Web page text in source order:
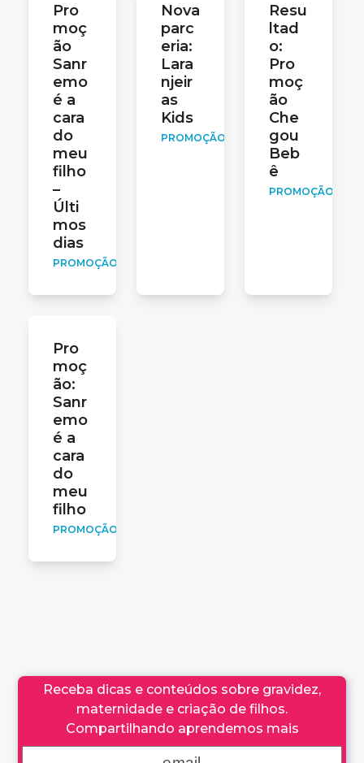
Pro
moç
ão
Sanr
emo
é a
cara
do
meu
filho
–
Últi
mos
dias
PROMOÇÃO
Nova
parc
eria:
Lara
njeir
as
Kids
PROMOÇÃO
Resu
ltad
o:
Pro
moç
ão
Che
gou
Beb
ê
PROMOÇÃO
Pro
moç
ão:
Sanr
emo
é a
cara
do
meu
filho
PROMOÇÃO
Receba dicas e conteúdos sobre gravidez,
maternidade e criação de filhos.
Compartilhando aprendemos mais